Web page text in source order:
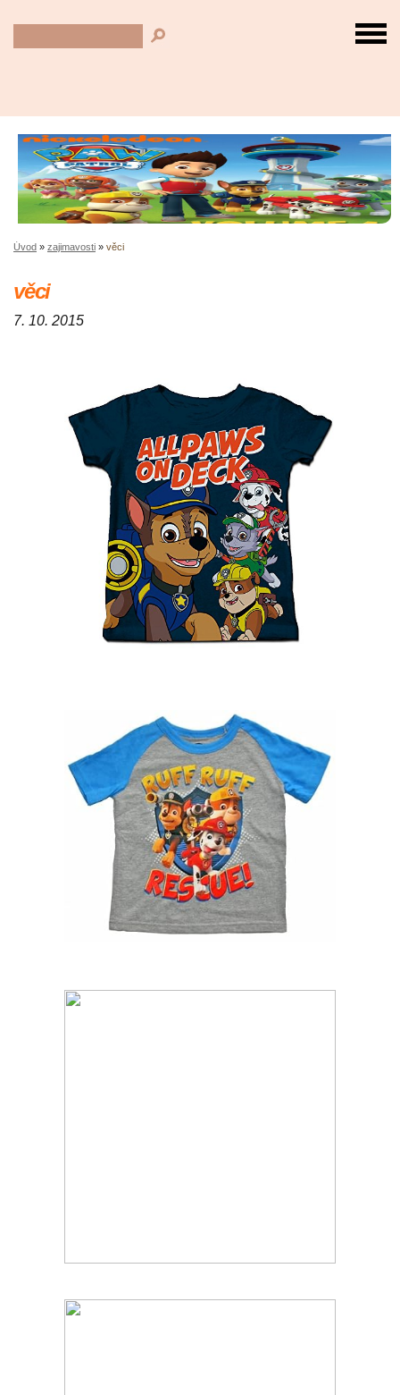
Úvod » zajimavosti » věci
věci
7. 10. 2015